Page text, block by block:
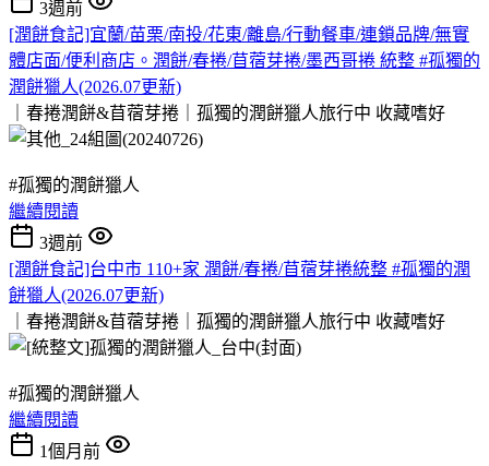
3週前
[潤餅食記]宜蘭/苗栗/南投/花東/離島/行動餐車/連鎖品牌/無實
體店面/便利商店。潤餅/春捲/苜蓿芽捲/墨西哥捲 統整 #孤獨的
潤餅獵人(2026.07更新)
｜春捲潤餅&苜蓿芽捲｜孤獨的潤餅獵人旅行中 收藏嗜好
#孤獨的潤餅獵人
繼續閱讀
3週前
[潤餅食記]台中市 110+家 潤餅/春捲/苜蓿芽捲統整 #孤獨的潤
餅獵人(2026.07更新)
｜春捲潤餅&苜蓿芽捲｜孤獨的潤餅獵人旅行中 收藏嗜好
#孤獨的潤餅獵人
繼續閱讀
1個月前